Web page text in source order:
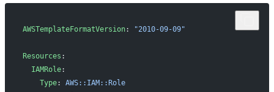
AWSTemplateFormatVersion: "2010-09-09"
Resources :
  IAMRole
:
    Type
: AWS::IAM::Role